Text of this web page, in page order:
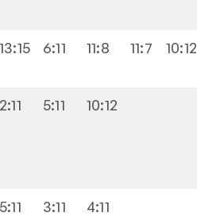
13:15 6:11 11:8 11:7 10:12
2:11 5:11 10:12
5:11 3:11 4:11